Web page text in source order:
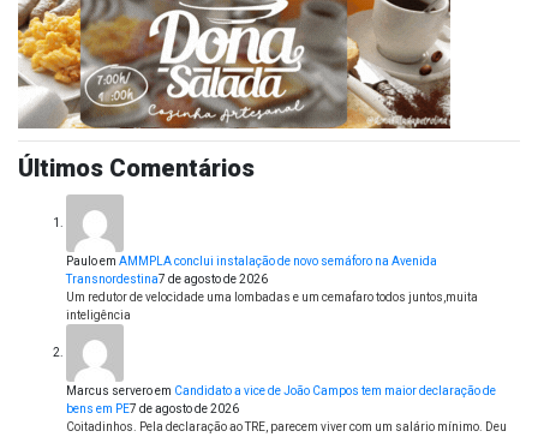
Últimos Comentários
Pauloem AMMPLA conclui instalação de novo semáforo na Avenida
Transnordestina7 de agosto de 2026
Um redutor de velocidade uma lombadas e um cemafaro todos juntos,muita
inteligência
Marcus serveroem Candidato a vice de João Campos tem maior declaração de
bens em PE7 de agosto de 2026
Coitadinhos. Pela declaração ao TRE, parecem viver com um salário mínimo. Deu